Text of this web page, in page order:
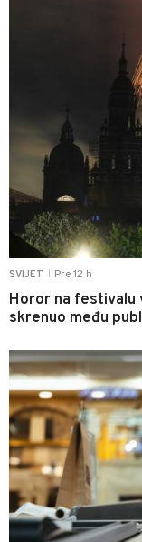
SVIJET Pre 12 h
Horor na festivalu
skrenuo među